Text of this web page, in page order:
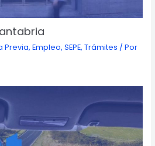
Previa,Empleo,SEPE,Trámites / Por